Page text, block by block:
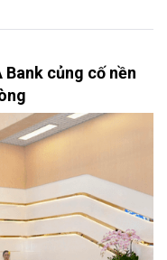
Bank củng cố nền